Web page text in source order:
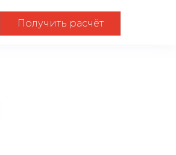
Получить расчёт